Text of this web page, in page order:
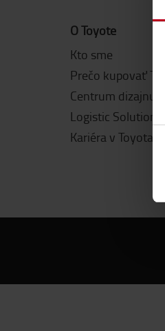
O Toyote
Kto sme
Prečo kupovať
Centrum dizajnu
Logistic Solution
Kariéra v Toyota